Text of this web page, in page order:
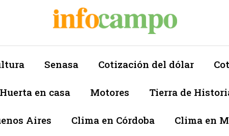
Senasa Cotización del dólar
Huerta en casa Motores Tierra de
Aires Clima en Córdoba Clima en